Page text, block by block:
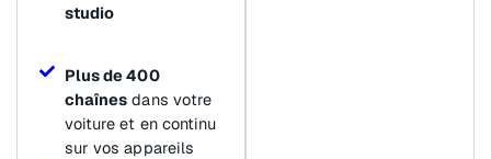
studio
Plus de 400
chaînes dans votre
voiture et en continu
sur vos appareils